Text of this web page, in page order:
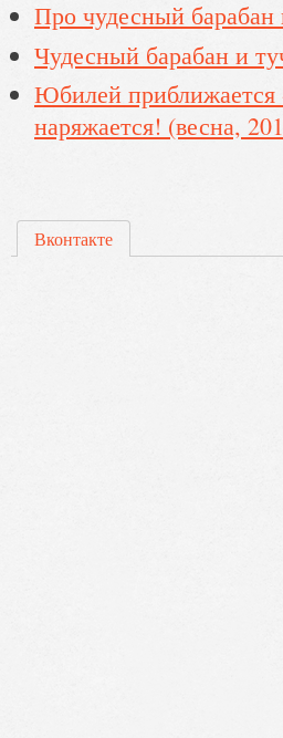
Про чудесный барабан
Чудесный барабан и
Юбилей приближается
наряжается! (весна,
Вконтакте